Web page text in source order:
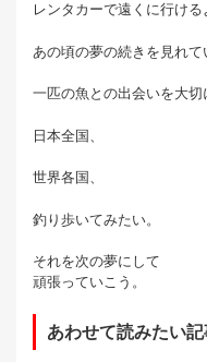
レンタカーで遠くに行ける
あの頃の夢の続きを見れて
一匹の魚との出会いを大切
日本全国、
世界各国、
釣り歩いてみたい。
それを次の夢にして
頑張っていこう。
あわせて読みたい記